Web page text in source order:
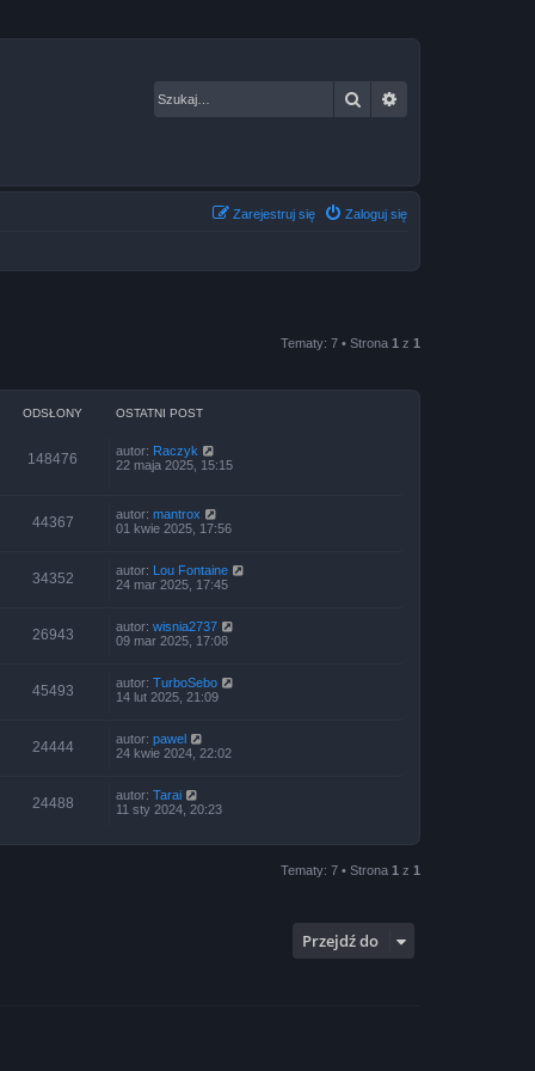
Szukaj
Zaloguj się
Zarejestruj się
Tematy: 7 • Strona 1 z 1
ODSŁONY OSTATNI POST
148476 autor: Raczyk
22 maja 2025, 15:15
44367 autor: mantrox
01 kwie 2025, 17:56
34352 autor: Lou Fontaine
24 mar 2025, 17:45
26943 autor: wisnia2737
09 mar 2025, 17:08
45493 autor: TurboSebo
14 lut 2025, 21:09
24444 autor: pawel
24 kwie 2024, 22:02
24488 autor: Tarai
11 sty 2024, 20:23
Tematy: 7 • Strona 1 z 1
Przejdź do